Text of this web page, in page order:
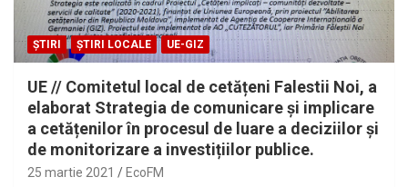
ȘTIRI ȘTIRI LOCALE UE-GIZ
UE // Comitetul local de cetățeni Falestii Noi, a
elaborat Strategia de comunicare și implicare
a cetățenilor în procesul de luare a deciziilor și
de monitorizare a investițiilor publice.
25 martie 2021 EcoFM